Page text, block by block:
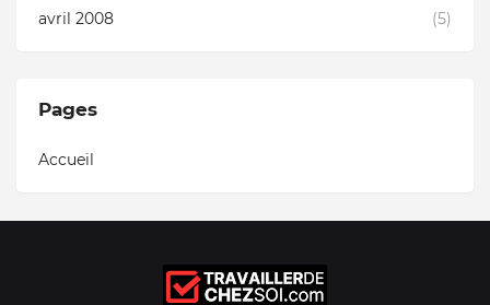
avril 2008
(5)
Pages
Accueil